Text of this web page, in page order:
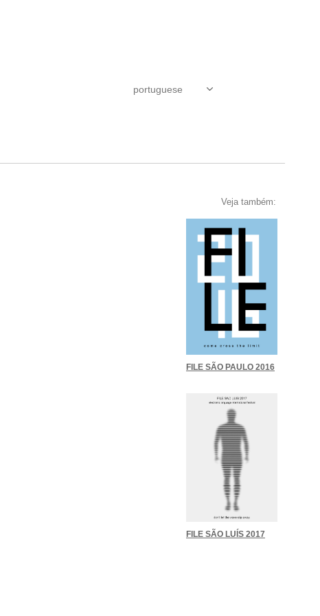
Veja também:
FILE SÃO PAULO 2016
FILE SÃO LUÍS 2017